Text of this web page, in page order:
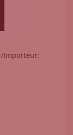
Importeur: